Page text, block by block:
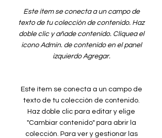
Este ítem se conecta a un campo de
texto de tu colección de contenido. Haz
doble clic y añade contenido. Cliquea el
icono Admin. de contenido en el panel
izquierdo Agregar.
Este ítem se conecta a un campo de
texto de tu colección de contenido.
Haz doble clic para editar y elige
"Cambiar contenido" para abrir la
colección. Para ver y gestionar las